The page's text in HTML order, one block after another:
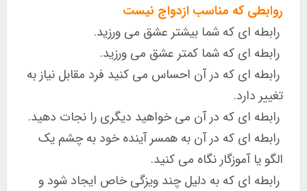
روابطی که مناسب ازدواج نیست
رابطه ای که شما بیشتر عشق می ورزید.
رابطه ای که شما کمتر عشق می ورزید.
رابطه ای که در آن احساس می کنید فرد مقابل نیاز به
تغییر دارد.
رابطه ای که در آن می خواهید دیگری را نجات دهید.
رابطه ای که در آن به همسر آینده خود به چشم یک
الگو یا آموزگار نگاه می کنید.
رابطه ای که به دلیل چند ویزگی خاص ایجاد شود و